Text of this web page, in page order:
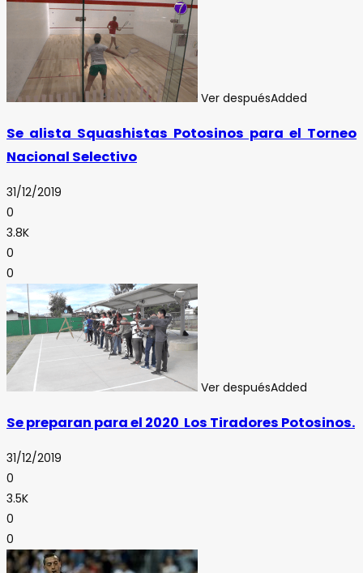
Ver despuésAdded
Se alista Squashistas Potosinos para el Torneo
Nacional Selectivo
31/12/2019
0
3.8K
0
0
Ver despuésAdded
Se preparan para el 2020 Los Tiradores Potosinos.
31/12/2019
0
3.5K
0
0